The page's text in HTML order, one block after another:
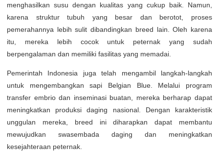
menghasilkan susu dengan kualitas yang cukup baik. Namun,
karena struktur tubuh yang besar dan berotot, proses
pemerahannya lebih sulit dibandingkan breed lain. Oleh karena
itu, mereka lebih cocok untuk peternak yang sudah
berpengalaman dan memiliki fasilitas yang memadai.
Pemerintah Indonesia juga telah mengambil langkah-langkah
untuk mengembangkan sapi Belgian Blue. Melalui program
transfer embrio dan inseminasi buatan, mereka berharap dapat
meningkatkan produksi daging nasional. Dengan karakteristik
unggulan mereka, breed ini diharapkan dapat membantu
mewujudkan swasembada daging dan meningkatkan
kesejahteraan peternak.